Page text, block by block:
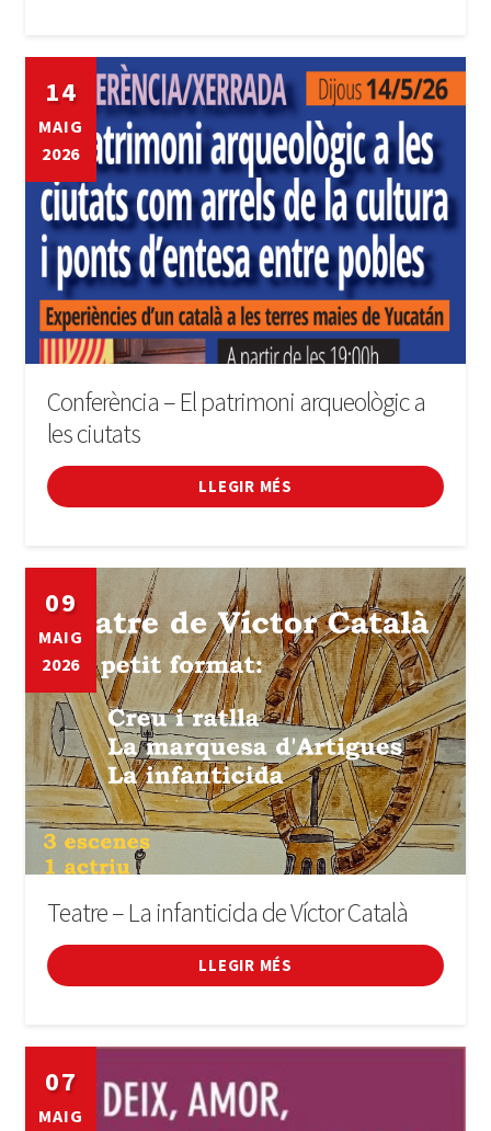
14
MAIG
2026
Conferència – El patrimoni arqueològic a
les ciutats
LLEGIR MÉS
09
MAIG
2026
Teatre – La infanticida de Víctor Català
LLEGIR MÉS
07
MAIG